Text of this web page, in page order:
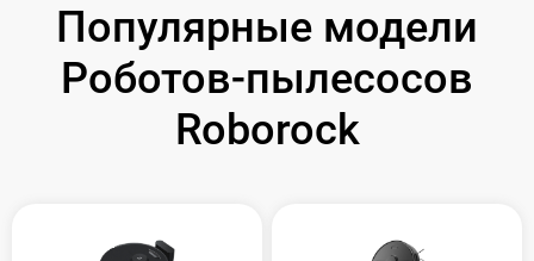
Популярные модели
Роботов-пылесосов
Roborock